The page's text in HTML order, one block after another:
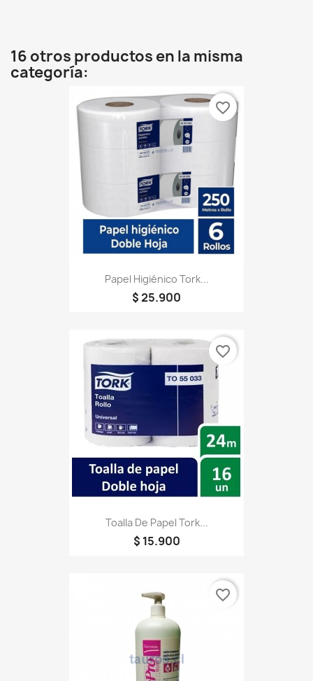
16 otros productos en la misma
categoría:
Papel Higiénico Tork...
$ 25.900
favorite_border
Toalla De Papel Tork...
$ 15.900
favorite_border
favorite_border